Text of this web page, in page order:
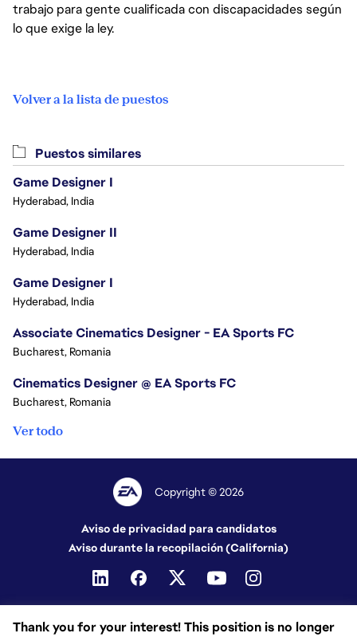
trabajo para gente cualificada con discapacidades según
lo que exige la ley.
Volver a la lista de puestos
Thank you for your interest! This position is no longer
Puestos similares
Game Designer I
Hyderabad, India
Game Designer II
Hyderabad, India
Game Designer I
Hyderabad, India
Associate Cinematics Designer - EA Sports FC
Bucharest, Romania
Cinematics Designer @ EA Sports FC
Bucharest, Romania
Ver todo
Copyright © 2026
Aviso de privacidad para candidatos
Aviso durante la recopilación (California)